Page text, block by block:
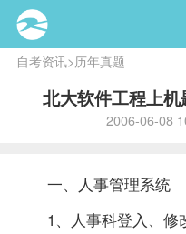
自考资讯>历年真题
北大软件工程上机
2006-06-08
一、人事管理系统
1、人事科登入、修